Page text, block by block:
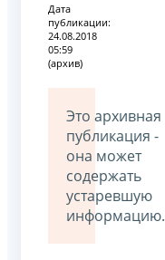
Дата
публикации:
24.08.2018
05:59
(архив)
Это архивная
публикация -
она может
содержать
устаревшую
информацию.